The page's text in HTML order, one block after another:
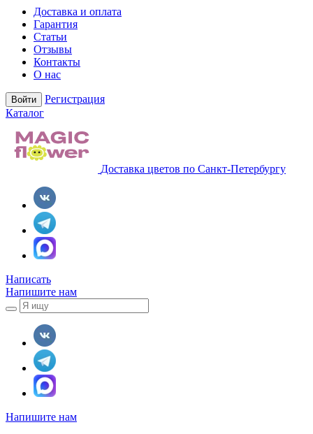
Доставка и оплата
Гарантия
Статьи
Отзывы
Контакты
О нас
Войти
Регистрация
Каталог
Доставка цветов по Санкт-Петербургу
Написать
Напишите нам
Напишите нам